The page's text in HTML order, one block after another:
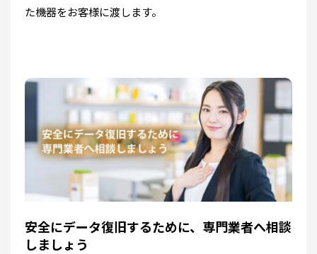
た機器をお客様に渡します。
安全にデータ復旧するために、専門業者へ相談
しましょう